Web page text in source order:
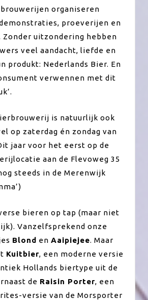
organiseren
proeverijen en
Zonder uitzondering hebben
veel aandacht, liefde en
produkt: Nederlands Bier. En
verwennen met dit
is natuurlijk ook
op zaterdag én zondag van
jaar voor het eerst op de
aan de Flevoweg 35
steeds in de Merenwijk
bieren op tap (maar niet
Vanzelfsprekend onze
Blond en Aaipiejee. Maar
Kuitbier, een moderne versie
Hollands biertype uit de
de Raisin Porter, een
versie van de Morsporter